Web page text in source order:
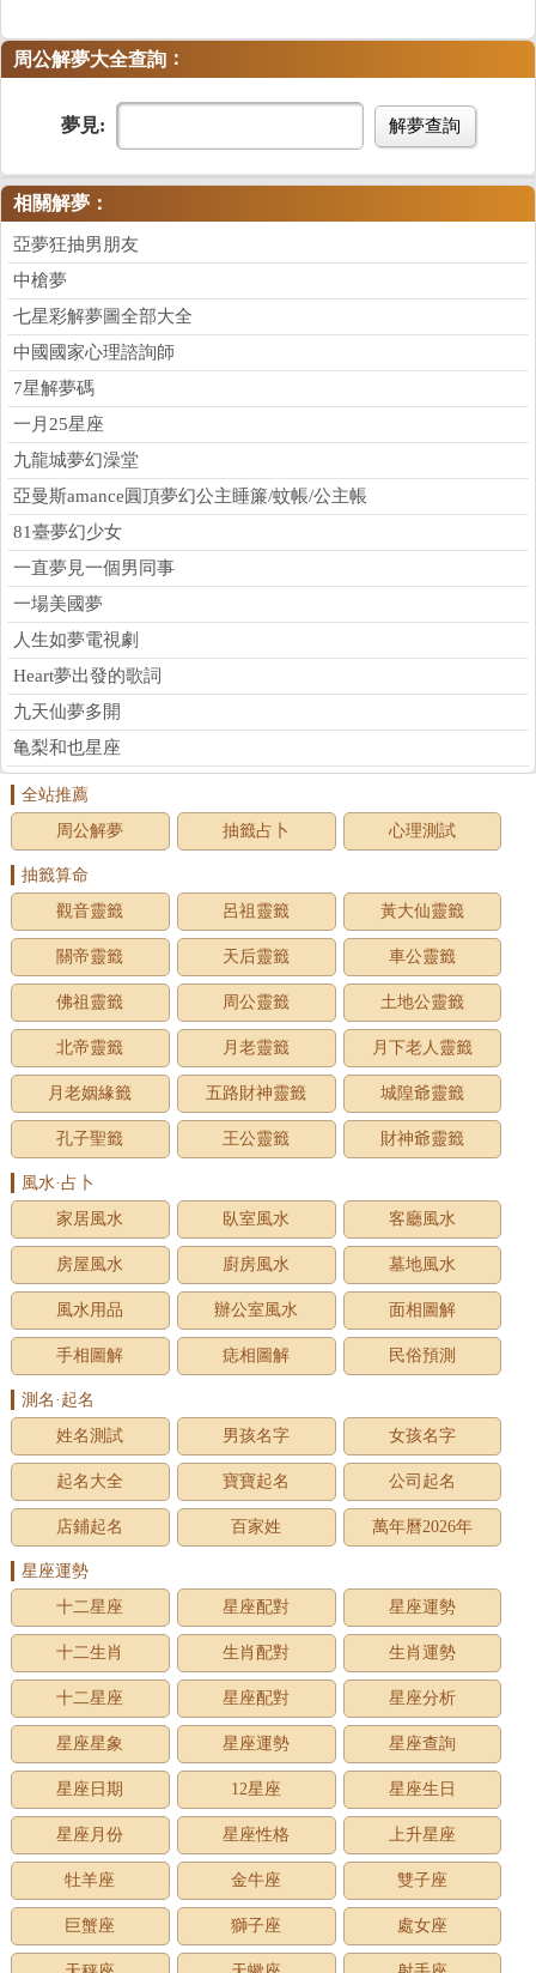
周公解夢大全查詢 ：
夢見: 解夢查詢
相關解夢：
亞夢狂抽男朋友
中槍夢
七星彩解夢圖全部大全
中國國家心理諮詢師
7星解夢碼
一月25星座
九龍城夢幻澡堂
亞曼斯amance圓頂夢幻公主睡簾/蚊帳/公主帳
81臺夢幻少女
一直夢見一個男同事
一場美國夢
人生如夢電視劇
Heart夢出發的歌詞
九天仙夢多開
亀梨和也星座
全站推薦
周公解夢
抽籤占卜 心理測試
抽籤算命
觀音靈籤
呂祖靈籤 黃大仙靈籤
關帝靈籤 天后靈籤 車公靈籤
佛祖靈籤 周公靈籤 土地公靈籤
北帝靈籤 月老靈籤 月下老人靈籤
月老姻緣籤 五路財神靈籤 城隍爺靈籤
孔子聖籤 王公靈籤 財神爺靈籤
風水·占卜
家居風水
臥室風水 客廳風水
房屋風水 廚房風水 墓地風水
風水用品 辦公室風水 面相圖解
手相圖解 痣相圖解 民俗預測
測名·起名
姓名測試
男孩名字 女孩名字
起名大全 寶寶起名 公司起名
店鋪起名 百家姓 萬年曆2026年
星座運勢
十二星座
星座配對 星座運勢
十二生肖 生肖配對 生肖運勢
十二星座 星座配對 星座分析
星座星象 星座運勢 星座查詢
星座日期 12星座 星座生日
星座月份 星座性格 上升星座
牡羊座 金牛座 雙子座
巨蟹座 獅子座 處女座